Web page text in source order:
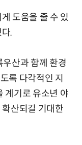
도움을 줄 수 있
.
우산과 함께 환경
록 다각적인 지
계기로 유소년 야
산되길 기대한